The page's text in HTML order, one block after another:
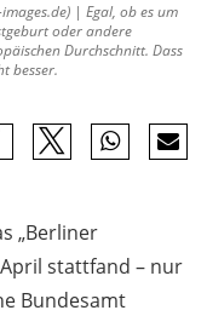
| Egal, ob es um
oder andere
Durchschnitt. Dass
besser.
„Berliner
stattfand – nur
Bundesamt